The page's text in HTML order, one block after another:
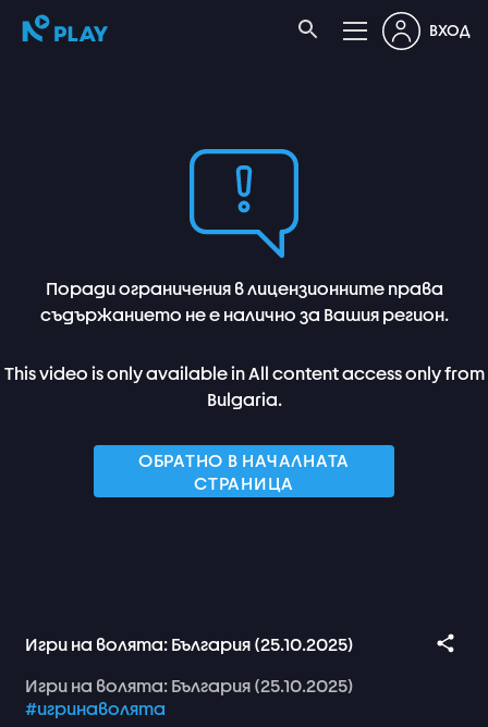
ВХОД
Поради ограничения в лицензионните права
съдържанието не е налично за Вашия регион.
This video is only available in All content access only from
Bulgaria.
ОБРАТНО В НАЧАЛНАТА
СТРАНИЦА
Игри на волята: България (25.10.2025)
Игри на волята: България (25.10.2025)
#игринаволята